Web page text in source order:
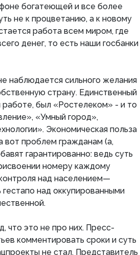
фоне богатеющей и все более
не к процветанию, а к новому
работа всем миром, где
денег, то есть наши госбанки
наблюдается сильного желания
страну. Единственный
был «Ростелеком» - и то
«Умный город»,
Экономическая польза
вот проблем гражданам (а,
гарантированно: ведь суть
номеру каждому
над населением—
над оккупированными
что это не про них. Пресс-
комментировать сроки и суть
не стал. Представитель